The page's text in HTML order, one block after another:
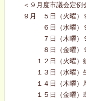
＜９月度市議会定例
９月 ５日（火曜）
６日（水曜）９
７日（木曜）９
８日（金曜）９
１２日（火曜）
１３日（水曜）
１４日（木曜）
１５日（金曜）